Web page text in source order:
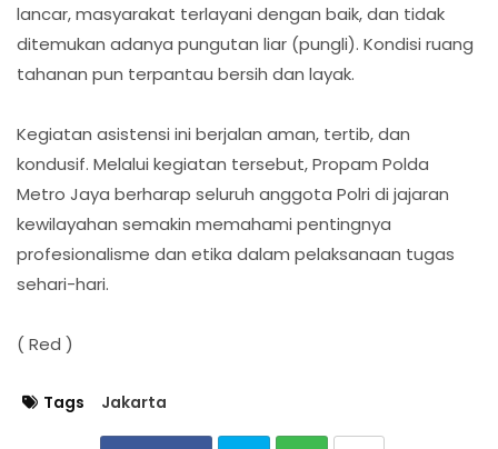
lancar, masyarakat terlayani dengan baik, dan tidak
ditemukan adanya pungutan liar (pungli). Kondisi ruang
tahanan pun terpantau bersih dan layak.
Kegiatan asistensi ini berjalan aman, tertib, dan
kondusif. Melalui kegiatan tersebut, Propam Polda
Metro Jaya berharap seluruh anggota Polri di jajaran
kewilayahan semakin memahami pentingnya
profesionalisme dan etika dalam pelaksanaan tugas
sehari-hari.
( Red )
Tags Jakarta